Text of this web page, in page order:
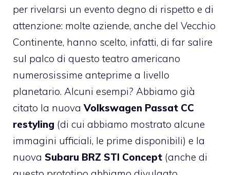
per rivelarsi un evento degno di rispetto e di
attenzione: molte aziende, anche del Vecchio
Continente, hanno scelto, infatti, di far salire
sul palco di questo teatro americano
numerosissime anteprime a livello
planetario. Alcuni esempi? Abbiamo già
citato la nuovaVolkswagen Passat CC
restyling (di cui abbiamo mostrato alcune
immagini ufficiali, le prime disponibili) e la
nuova Subaru BRZ STI Concept (anche di